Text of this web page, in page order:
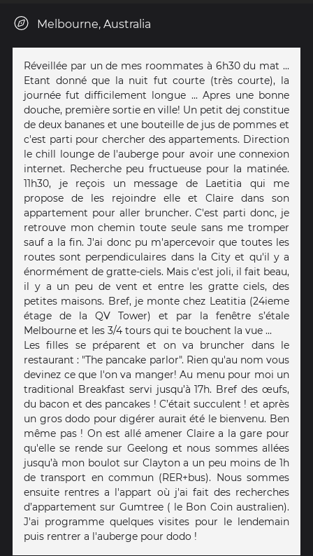
Melbourne, Australia
Réveillée par un de mes roommates à 6h30 du mat ...
Etant donné que la nuit fut courte (très courte), la
journée fut difficilement longue ... Apres une bonne
douche, première sortie en ville! Un petit dej constitue
de deux bananes et une bouteille de jus de pommes et
c'est parti pour chercher des appartements. Direction
le chill lounge de l'auberge pour avoir une connexion
internet. Recherche peu fructueuse pour la matinée.
11h30, je reçois un message de Laetitia qui me
propose de les rejoindre elle et Claire dans son
appartement pour aller bruncher. C'est parti donc, je
retrouve mon chemin toute seule sans me tromper
sauf a la fin. J'ai donc pu m'apercevoir que toutes les
routes sont perpendiculaires dans la City et qu'il y a
énormément de gratte-ciels. Mais c'est joli, il fait beau,
il y a un peu de vent et entre les gratte ciels, des
petites maisons. Bref, je monte chez Leatitia (24ieme
étage de la QV Tower) et par la fenêtre s’étale
Melbourne et les 3/4 tours qui te bouchent la vue ...
Les filles se préparent et on va bruncher dans le
restaurant : "The pancake parlor". Rien qu'au nom vous
devinez ce que l'on va manger! Au menu pour moi un
traditional Breakfast servi jusqu’à 17h. Bref des œufs,
du bacon et des pancakes ! C’était succulent ! et après
un gros dodo pour digérer aurait été le bienvenu. Ben
même pas ! On est allé amener Claire a la gare pour
qu'elle se rende sur Geelong et nous sommes allées
jusqu’à mon boulot sur Clayton a un peu moins de 1h
de transport en commun (RER+bus). Nous sommes
ensuite rentres a l'appart où j'ai fait des recherches
d’appartement sur Gumtree ( le Bon Coin australien).
J'ai programme quelques visites pour le lendemain
puis rentrer a l'auberge pour dodo !